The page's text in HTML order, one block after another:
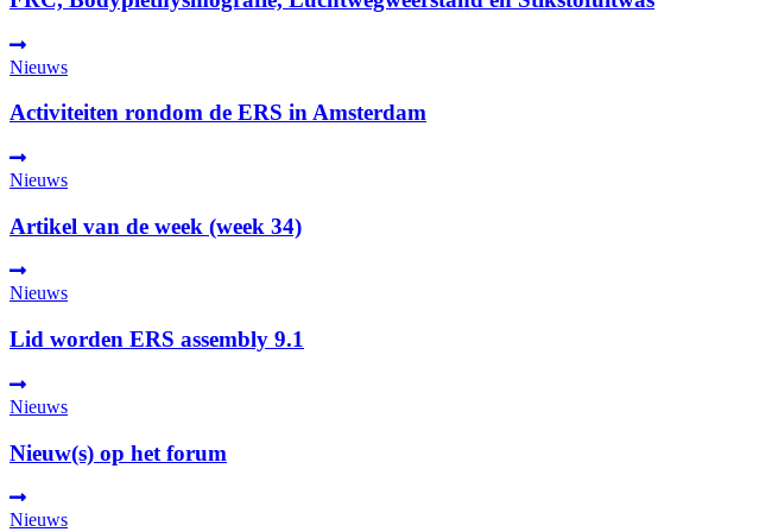
Nieuws
Activiteiten rondom de ERS in Amsterdam
Nieuws
Artikel van de week (week 34)
Nieuws
Lid worden ERS assembly 9.1
Nieuws
Nieuw(s) op het forum
Nieuws